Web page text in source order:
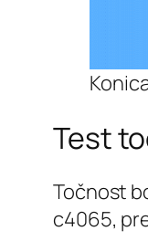
Test
Točnost
c4065,